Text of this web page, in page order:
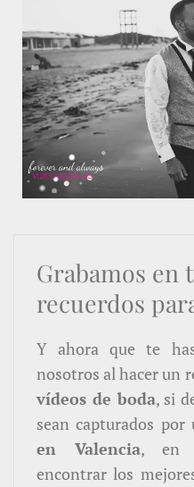
Grabamos en
recuerdos
Y ahora que te
nosotros al hacer un
vídeos de boda, si
sean capturados por
en Valencia,
encontrar los